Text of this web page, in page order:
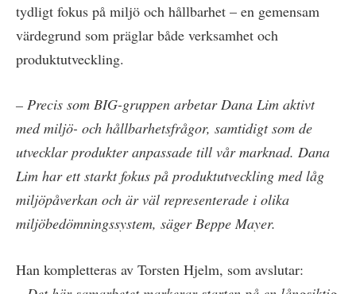
tydligt fokus på miljö och hållbarhet – en gemensam
värdegrund som präglar både verksamhet och
produktutveckling.
– Precis som BIG-gruppen arbetar Dana Lim aktivt
med miljö- och hållbarhetsfrågor, samtidigt som de
utvecklar produkter anpassade till vår marknad. Dana
Lim har ett starkt fokus på produktutveckling med låg
miljöpåverkan och är väl representerade i olika
miljöbedömningssystem, säger Beppe Mayer.
Han kompletteras av Torsten Hjelm, som avslutar: